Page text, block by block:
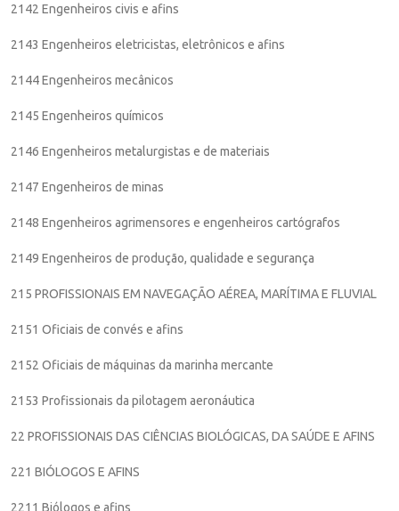
2142 Engenheiros civis e afins
2143 Engenheiros eletricistas, eletrônicos e afins
2144 Engenheiros mecânicos
2145 Engenheiros químicos
2146 Engenheiros metalurgistas e de materiais
2147 Engenheiros de minas
2148 Engenheiros agrimensores e engenheiros cartógrafos
2149 Engenheiros de produção, qualidade e segurança
215 PROFISSIONAIS EM NAVEGAÇÃO AÉREA, MARÍTIMA E FLUVIAL
2151 Oficiais de convés e afins
2152 Oficiais de máquinas da marinha mercante
2153 Profissionais da pilotagem aeronáutica
22 PROFISSIONAIS DAS CIÊNCIAS BIOLÓGICAS, DA SAÚDE E AFINS
221 BIÓLOGOS E AFINS
2211 Biólogos e afins